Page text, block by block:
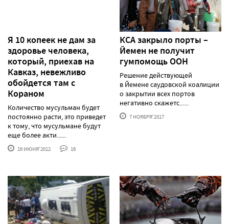
Я 10 копеек не дам за
здоровье человека,
который, приехав на
Кавказ, невежливо
обойдется там с
Кораном
Количество мусульман будет
постоянно расти, это приведет
к тому, что мусульмане будут
еще более акти......
16 ИЮНЯ'2012 16
КСА закрыло порты –
Йемен не получит
гумпомощь ООН
Решение действующей
в Йемене саудовской коалиции
о закрытии всех портов
негативно скажетс......
7 НОЯБРЯ'2017